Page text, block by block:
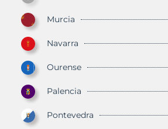
Murcia
Navarra
Ourense
Palencia
Pontevedra